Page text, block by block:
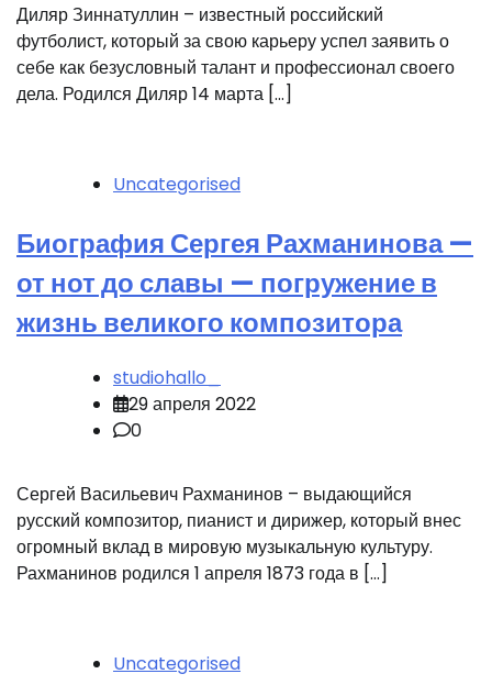
Диляр Зиннатуллин – известный российский
футболист, который за свою карьеру успел заявить о
себе как безусловный талант и профессионал своего
дела. Родился Диляр 14 марта […]
Uncategorised
Биография Сергея Рахманинова —
от нот до славы — погружение в
жизнь великого композитора
studiohallo_
29 апреля 2022
0
Сергей Васильевич Рахманинов – выдающийся
русский композитор, пианист и дирижер, который внес
огромный вклад в мировую музыкальную культуру.
Рахманинов родился 1 апреля 1873 года в […]
Uncategorised